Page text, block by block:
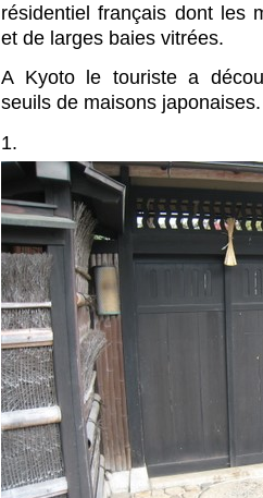
résidentiel français dont les
et de larges baies vitrées.
A Kyoto le touriste a
seuils de maisons japonaises.
1.